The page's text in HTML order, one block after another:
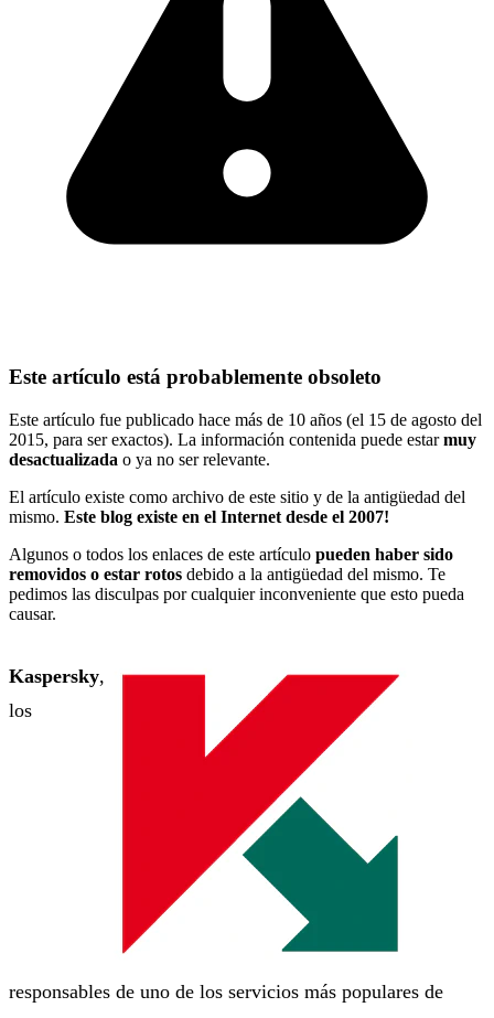
Este artículo está probablemente obsoleto
Este artículo fue publicado hace más de 10 años (el 15 de agosto del
2015, para ser exactos). La información contenida puede estarmuy
desactualizada o ya no ser relevante.
El artículo existe como archivo de este sitio y de la antigüedad del
mismo. Este blog existe en el Internet desde el 2007!
Algunos o todos los enlaces de este artículo pueden haber sido
removidos o estar rotos debido a la antigüedad del mismo. Te
pedimos las disculpas por cualquier inconveniente que esto pueda
causar.
Kaspersky,
los
responsables de uno de los servicios más populares de